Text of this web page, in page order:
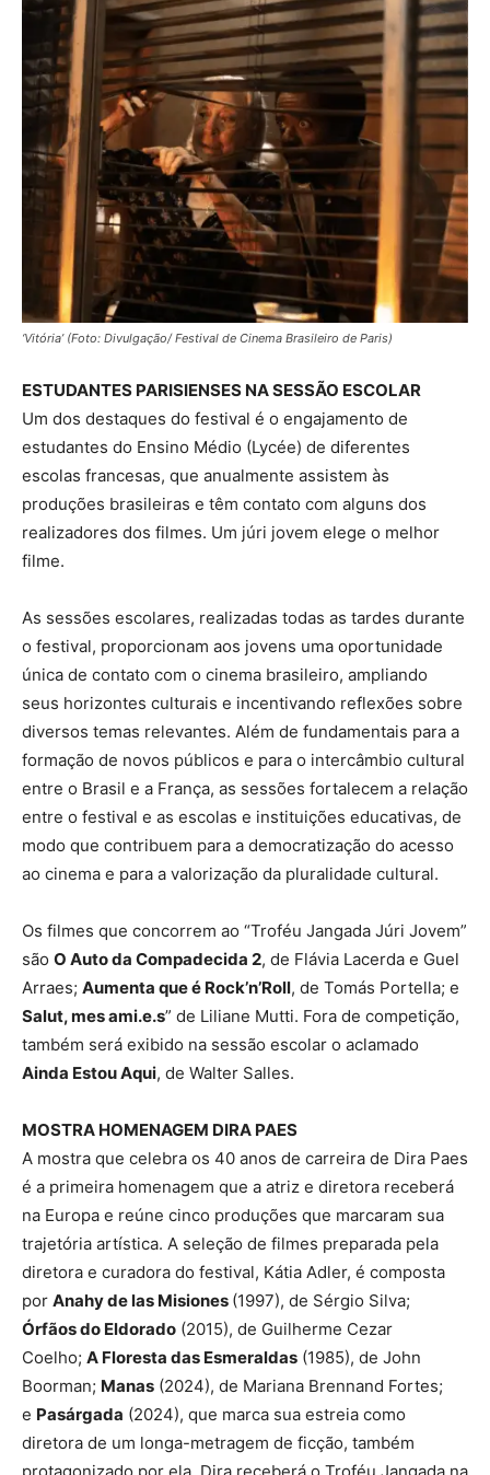
‘Vitória’ (Foto: Divulgação/ Festival de Cinema Brasileiro de Paris)
ESTUDANTES PARISIENSES NA SESSÃO ESCOLAR
Um dos destaques do festival é o engajamento de
estudantes do Ensino Médio (Lycée) de diferentes
escolas francesas, que anualmente assistem às
produções brasileiras e têm contato com alguns dos
realizadores dos filmes. Um júri jovem elege o melhor
filme.
As sessões escolares, realizadas todas as tardes durante
o festival, proporcionam aos jovens uma oportunidade
única de contato com o cinema brasileiro, ampliando
seus horizontes culturais e incentivando reflexões sobre
diversos temas relevantes. Além de fundamentais para a
formação de novos públicos e para o intercâmbio cultural
entre o Brasil e a França, as sessões fortalecem a relação
entre o festival e as escolas e instituições educativas, de
modo que contribuem para a democratização do acesso
ao cinema e para a valorização da pluralidade cultural.
Os filmes que concorrem ao “Troféu Jangada Júri Jovem”
são O Auto da Compadecida 2, de Flávia Lacerda e Guel
Arraes; Aumenta que é Rock’n’Roll, de Tomás Portella; e
Salut, mes ami.e.s” de Liliane Mutti. Fora de competição,
também será exibido na sessão escolar o aclamado
Ainda Estou Aqui, de Walter Salles.
MOSTRA HOMENAGEM DIRA PAES
A mostra que celebra os 40 anos de carreira de Dira Paes
é a primeira homenagem que a atriz e diretora receberá
na Europa e reúne cinco produções que marcaram sua
trajetória artística. A seleção de filmes preparada pela
diretora e curadora do festival, Kátia Adler, é composta
por Anahy de las Misiones (1997), de Sérgio Silva;
Órfãos do Eldorado (2015), de Guilherme Cezar
Coelho; A Floresta das Esmeraldas (1985), de John
Boorman; Manas (2024), de Mariana Brennand Fortes;
e Pasárgada (2024), que marca sua estreia como
diretora de um longa-metragem de ficção, também
protagonizado por ela. Dira receberá o Troféu Jangada na